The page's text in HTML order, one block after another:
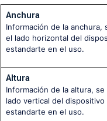
Anchura
Información de la anchura,
el lado horizontal del
estandarte en el uso.
Altura
Información de la altura,
lado vertical del
estandarte en el uso.